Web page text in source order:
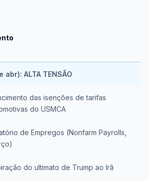
abr): ALTA TENSÃO
das isenções de tarifas
do USMCA
de Empregos (Nonfarm Payrolls,
do ultimato de Trump ao Irã